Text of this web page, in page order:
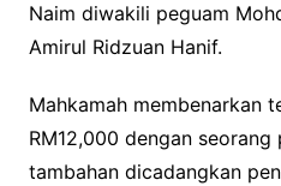
Naim diwakili peguam
Amirul Ridzuan Hanif.
Mahkamah membenarkan
RM12,000 dengan
tambahan dicadangkan